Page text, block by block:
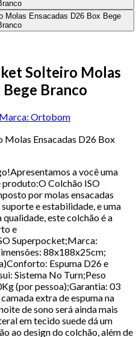
Solteiro Molas
Bege Branco
Marca: Ortobom
Ensacadas D26 Box
a você uma
Colchão ISO
por molas ensacadas
e estabilidade, e uma
este colchão é a
e
Superpocket;Marca:
88x188x25cm;
Espuma D26 e
Sistema No Turn;Peso
(por pessoa);Garantia: 03
extra de espuma na
de sono será ainda mais
em tecido suede dá um
ao design do colchão, além de